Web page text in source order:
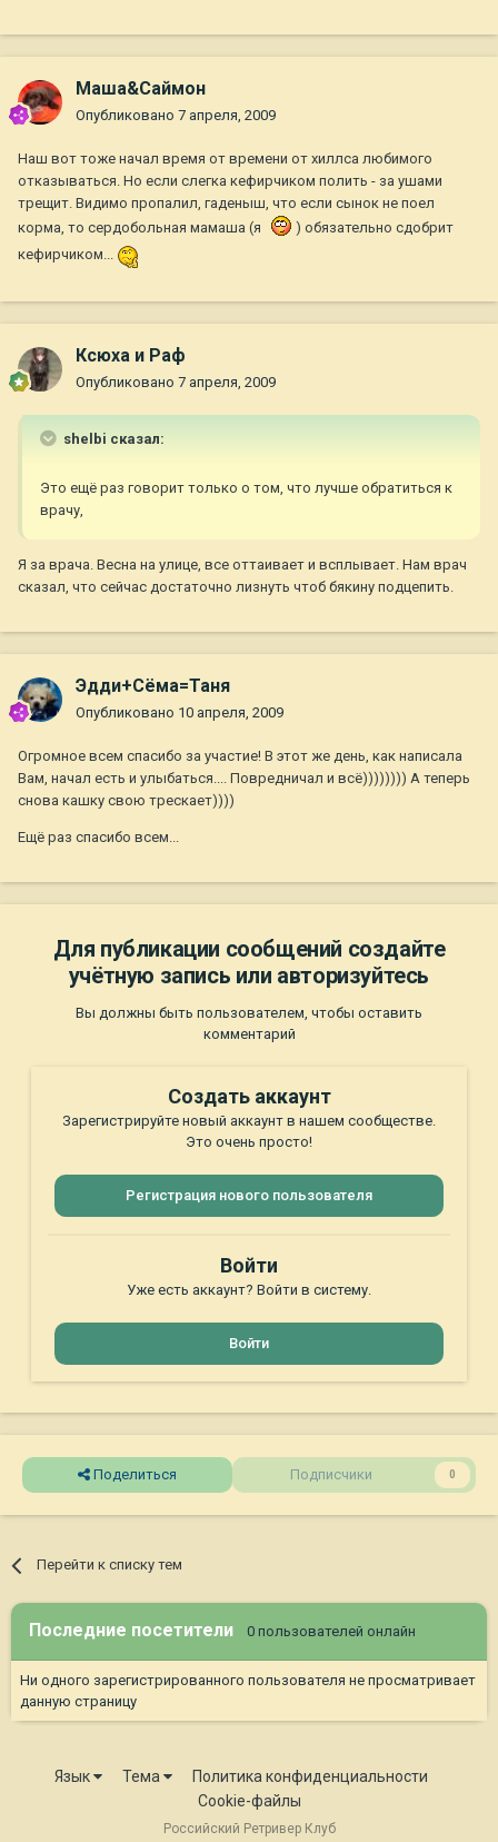
Маша&Саймон
Опубликовано 7 апреля, 2009
Наш вот тоже начал время от времени от хиллса любимого
отказываться. Но если слегка кефирчиком полить - за ушами
трещит. Видимо пропалил, гаденыш, что если сынок не поел
корма, то сердобольная мамаша (я
) обязательно сдобрит
кефирчиком...
Ксюха и Раф
Опубликовано 7 апреля, 2009
shelbi сказал:
Это ещё раз говорит только о том, что лучше обратиться к
врачу,
Я за врача. Весна на улице, все оттаивает и всплывает. Нам врач
сказал, что сейчас достаточно лизнуть чтоб бякину подцепить.
Эдди+Сёма=Таня
Опубликовано 10 апреля, 2009
Огромное всем спасибо за участие! В этот же день, как написала
Вам, начал есть и улыбаться.... Повредничал и всё)))))))) А теперь
снова кашку свою трескает))))
Ещё раз спасибо всем...
Для публикации сообщений создайте
учётную запись или авторизуйтесь
Вы должны быть пользователем, чтобы оставить
комментарий
Создать аккаунт
Зарегистрируйте новый аккаунт в нашем сообществе.
Это очень просто!
Регистрация нового пользователя
Войти
Уже есть аккаунт? Войти в систему.
Войти
Поделиться Подписчики 0
Перейти к списку тем
Последние посетители 0 пользователей онлайн
Ни одного зарегистрированного пользователя не просматривает
данную страницу
Язык Тема
Политика конфиденциальности
Cookie-файлы
Российский Ретривер Клуб